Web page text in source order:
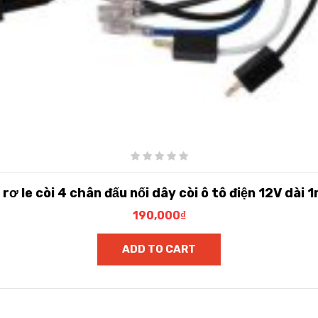
rơ le còi 4 chân đấu nối dây còi ô tô điện 12V dài
190,000₫
ADD TO CART